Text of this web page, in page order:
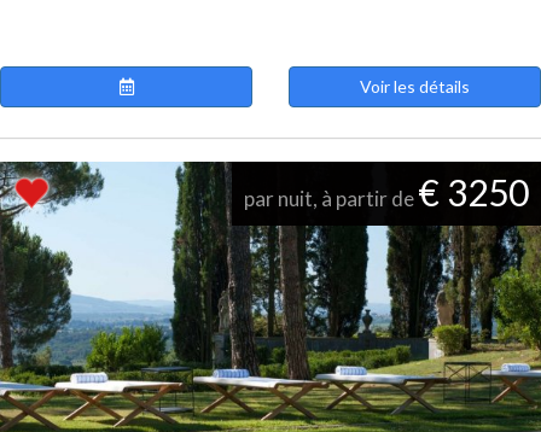
Voir les détails
par nuit, à partir de€ 3250